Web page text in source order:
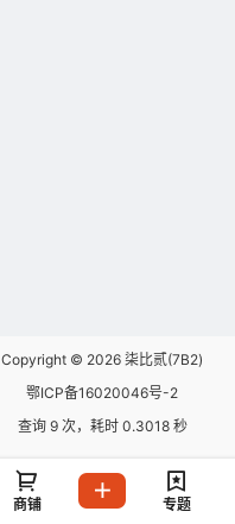
Copyright © 2026 柒比贰(7B2)
鄂ICP备16020046号-2
查询 9 次，耗时 0.3018 秒
商铺 专题